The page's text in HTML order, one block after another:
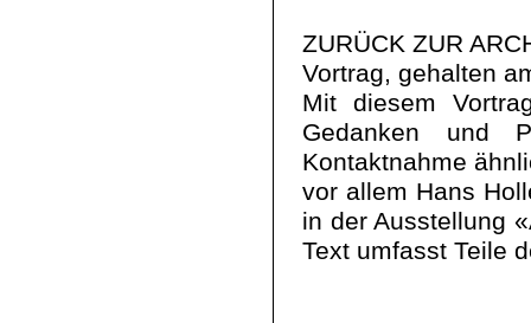
ZURÜCK ZUR
Vortrag, gehalten
Mit diesem
Gedanken und
Kontaktnahme
vor allem Hans
in der Ausstellung
Text umfasst Teile